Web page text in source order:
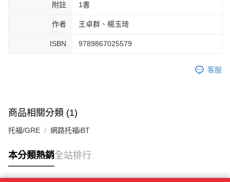
附註 1書
作者 王卓群、楊玉琦
ISBN 9789867025579
客服
商品相關分類 (1)
托福/GRE 網路托福iBT
本分類熱銷全站排行